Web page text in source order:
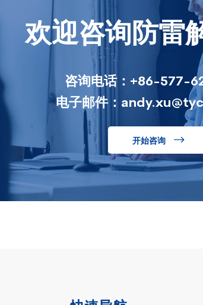
欢迎咨询防雷
咨询电话：+86-577-
电子邮件：
开始咨询